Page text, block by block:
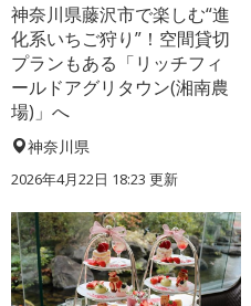
神奈川県藤沢市で楽しむ“進
化系いちご狩り”！空間貸切
プランもある「リッチフィ
ールドアグリタウン(湘南農
場)」へ
神奈川県
2026年4月22日 18:23 更新